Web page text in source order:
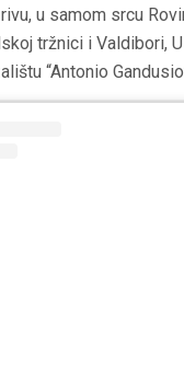
u samom srcu
tržnici i Valdibori,
“Antonio